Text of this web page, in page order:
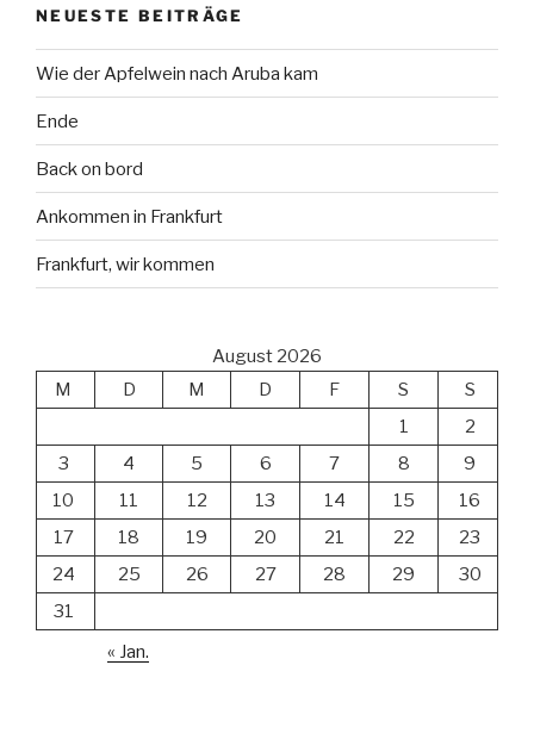
NEUESTE BEITRÄGE
Wie der Apfelwein nach Aruba kam
Ende
Back on bord
Ankommen in Frankfurt
Frankfurt, wir kommen
August 2026
M
D M D F S
S
1
2
3
4 5 6 7 8
9
10
11 12 13 14 15
16
17
18 19 20 21 22
23
24
25 26 27 28 29
30
31
« Jan.